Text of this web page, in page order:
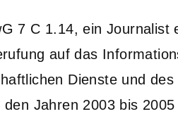
7 C 1.14, ein Journalist
auf das
Dienste und
Jahren 2003 bis